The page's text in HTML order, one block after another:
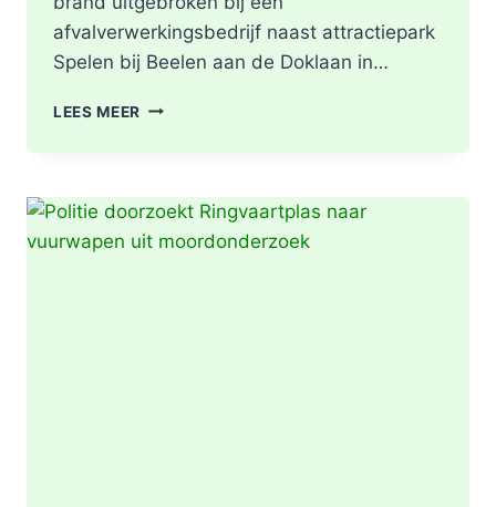
afvalverwerkingsbedrijf naast attractiepark
Spelen bij Beelen aan de Doklaan in…
LEES MEER GRIP2
BRAND
|
BRAND